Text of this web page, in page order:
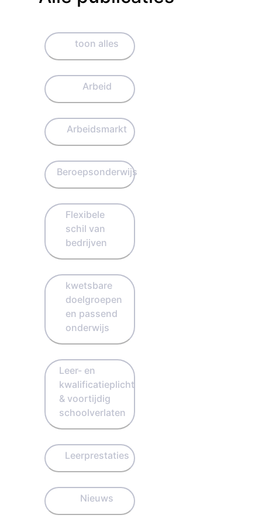
toon alles
Arbeid
Arbeidsmarkt
Beroepsonderwijs
Flexibele
schil van
bedrijven
kwetsbare
doelgroepen
en passend
onderwijs
Leer- en
kwalificatieplicht
& voortijdig
schoolverlaten
Leerprestaties
Nieuws